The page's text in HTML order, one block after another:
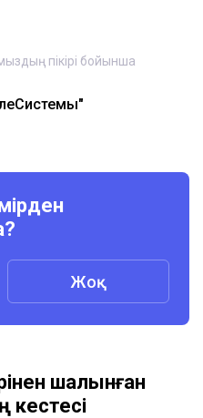
пікірі бойынша
Жоқ
шалынған
кестесі